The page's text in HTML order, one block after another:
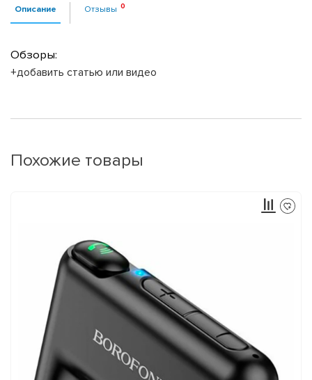
Описание Отзывы
Обзоры:
+добавить статью или видео
Похожие товары